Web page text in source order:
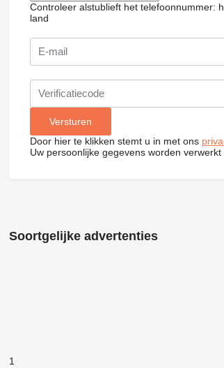
Controleer alstublieft het telefoonnummer:
land
Door hier te klikken stemt u in met ons
Uw persoonlijke gegevens worden
Soortgelijke advertenties
1